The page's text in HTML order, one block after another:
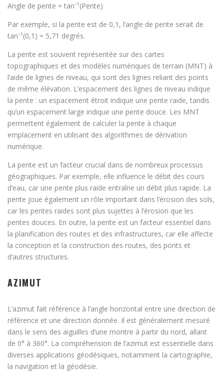
Angle de pente = tan⁻¹(Pente)
Par exemple, si la pente est de 0,1, l’angle de pente serait de
tan⁻¹(0,1) = 5,71 degrés.
La pente est souvent représentée sur des cartes
topographiques et des modèles numériques de terrain (MNT) à
l’aide de lignes de niveau, qui sont des lignes reliant des points
de même élévation. L’espacement des lignes de niveau indique
la pente : un espacement étroit indique une pente raide, tandis
qu’un espacement large indique une pente douce. Les MNT
permettent également de calculer la pente à chaque
emplacement en utilisant des algorithmes de dérivation
numérique.
La pente est un facteur crucial dans de nombreux processus
géographiques. Par exemple, elle influence le débit des cours
d’eau, car une pente plus raide entraîne un débit plus rapide. La
pente joue également un rôle important dans l’érosion des sols,
car les pentes raides sont plus sujettes à l’érosion que les
pentes douces. En outre, la pente est un facteur essentiel dans
la planification des routes et des infrastructures, car elle affecte
la conception et la construction des routes, des ponts et
d’autres structures.
AZIMUT
L’azimut fait référence à l’angle horizontal entre une direction de
référence et une direction donnée. Il est généralement mesuré
dans le sens des aiguilles d’une montre à partir du nord, allant
de 0° à 360°. La compréhension de l’azimut est essentielle dans
diverses applications géodésiques, notamment la cartographie,
la navigation et la géodésie.